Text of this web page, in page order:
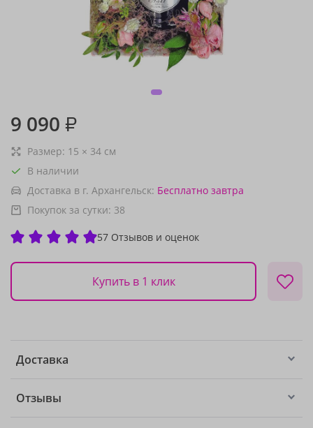
9 090 ₽
Размер: 15 × 34 см
В наличии
Доставка в г. Архангельск: Бесплатно завтра
Покупок за сутки: 38
57 Отзывов и оценок
Купить в 1 клик
Доставка
Отзывы